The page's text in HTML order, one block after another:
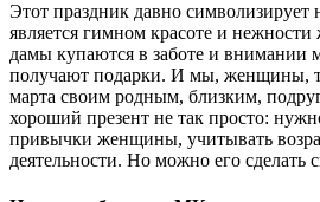
Этот праздник давно символизирует
является гимном красоте и
дамы купаются в заботе и внимании
получают подарки. И мы, женщины,
марта своим родным, близким,
хороший презент не так просто:
привычки женщины, учитывать
деятельности. Но можно его сделать